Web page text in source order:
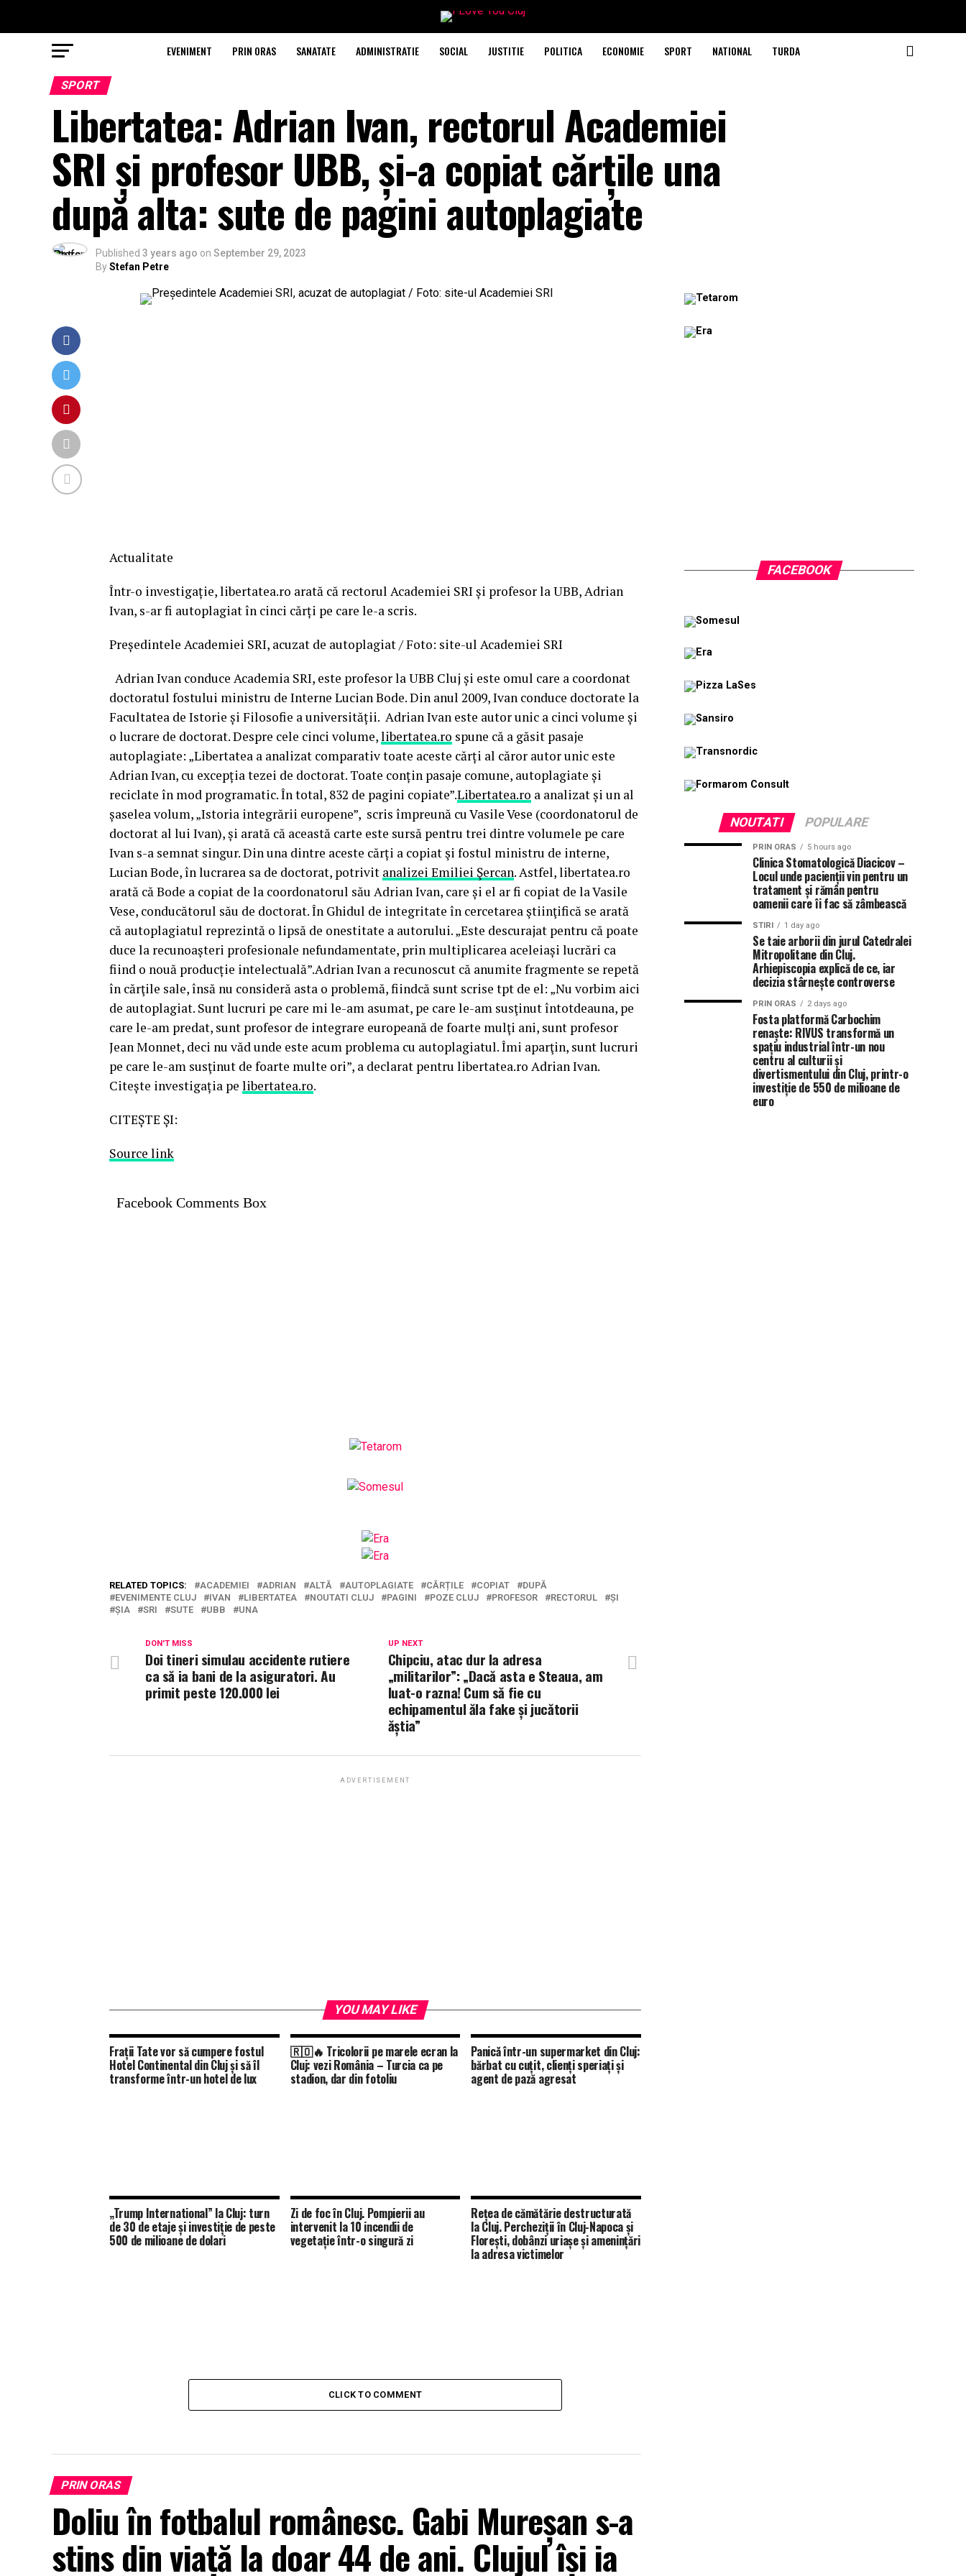
EVENIMENT PRIN ORAS SANATATE ADMINISTRATIE SOCIAL JUSTITIE POLITICA ECONOMIE SPORT NATIONAL TURDA
SPORT
Libertatea: Adrian Ivan, rectorul Academiei
SRI și profesor UBB, și-a copiat cărțile una
după alta: sute de pagini autoplagiate
Published 3 years ago on September 29, 2023
ByStefan Petre
Actualitate
Într-o investigație, libertatea.ro arată că rectorul Academiei SRI și profesor la UBB, Adrian
Ivan, s-ar fi autoplagiat în cinci cărți pe care le-a scris.
Președintele Academiei SRI, acuzat de autoplagiat / Foto: site-ul Academiei SRI
Adrian Ivan conduce Academia SRI, este profesor la UBB Cluj și este omul care a coordonat
doctoratul fostului ministru de Interne Lucian Bode. Din anul 2009, Ivan conduce doctorate la
Facultatea de Istorie și Filosofie a universității. Adrian Ivan este autor unic a cinci volume și
o lucrare de doctorat. Despre cele cinci volume,libertatea.ro spune că a găsit pasaje
autoplagiate: „Libertatea a analizat comparativ toate aceste cărți al căror autor unic este
Adrian Ivan, cu excepția tezei de doctorat. Toate conțin pasaje comune, autoplagiate și
reciclate în mod programatic. În total, 832 de pagini copiate”.Libertatea.ro a analizat și un al
șaselea volum, „Istoria integrării europene”, scris împreună cu Vasile Vese (coordonatorul de
doctorat al lui Ivan), și arată că această carte este sursă pentru trei dintre volumele pe care
Ivan s-a semnat singur. Din una dintre aceste cărți a copiat şi fostul ministru de interne,
Lucian Bode, în lucrarea sa de doctorat, potrivit analizei Emiliei Şercan. Astfel, libertatea.ro
arată că Bode a copiat de la coordonatorul său Adrian Ivan, care și el ar fi copiat de la Vasile
Vese, conducătorul său de doctorat. În Ghidul de integritate în cercetarea ştiinţifică se arată
că autoplagiatul reprezintă o lipsă de onestitate a autorului. „Este descurajat pentru că poate
duce la recunoașteri profesionale nefundamentate, prin multiplicarea aceleiași lucrări ca
fiind o nouă producție intelectuală”.Adrian Ivan a recunoscut că anumite fragmente se repetă
în cărţile sale, însă nu consideră asta o problemă, fiindcă sunt scrise tpt de el: „Nu vorbim aici
de autoplagiat. Sunt lucruri pe care mi le-am asumat, pe care le-am susţinut întotdeauna, pe
care le-am predat, sunt profesor de integrare europeană de foarte mulţi ani, sunt profesor
Jean Monnet, deci nu văd unde este acum problema cu autoplagiatul. Îmi aparţin, sunt lucruri
pe care le-am susţinut de foarte multe ori”, a declarat pentru libertatea.ro Adrian Ivan.
Citește investigația pe libertatea.ro.
CITEȘTE ȘI:
Source link
Facebook Comments Box
RELATED TOPICS: ACADEMIEI ADRIAN ALTĂ AUTOPLAGIATE CĂRȚILE COPIAT
DUPĂ
EVENIMENTE CLUJ
IVAN LIBERTATEA NOUTATI CLUJ PAGINI POZE CLUJ PROFESOR RECTORUL
ȘI
ȘIA
SRI SUTE UBB UNA
UP NEXT
Chipciu, atac dur la adresa
„militarilor”: „Dacă asta e Steaua, am
luat-o razna! Cum să fie cu
echipamentul ăla fake și jucătorii
ăștia”
DON'T MISS
Doi tineri simulau accidente rutiere
ca să ia bani de la asiguratori. Au
primit peste 120.000 lei
ADVERTISEMENT
YOU MAY LIKE
Frații Tate vor să cumpere fostul
Hotel Continental din Cluj și să îl
transforme într-un hotel de lux
🇷🇴🔥 Tricolorii pe marele ecran la
Cluj: vezi România – Turcia ca pe
stadion, dar din fotoliu
Panicǎ într-un supermarket din Cluj:
bărbat cu cuțit, clienți speriați și
agent de pază agresat
„Trump International” la Cluj: turn
de 30 de etaje și investiție de peste
500 de milioane de dolari
Zi de foc în Cluj. Pompierii au
intervenit la 10 incendii de
vegetație într-o singură zi
Rețea de cămătărie destructurată
la Cluj. Percheziții în Cluj-Napoca și
Florești, dobânzi uriașe și amenințări
la adresa victimelor
CLICK TO COMMENT
PRIN ORAS
Doliu în fotbalul românesc. Gabi Mureșan s-a
stins din viață la doar 44 de ani. Clujul își ia
FACEBOOK
NOUTATI POPULARE
PRIN ORAS 5 hours ago
Clinica Stomatologică Diacicov –
Locul unde pacienții vin pentru un
tratament și rămân pentru
oamenii care îi fac să zâmbească
STIRI 1 day ago
Se taie arborii din jurul Catedralei
Mitropolitane din Cluj.
Arhiepiscopia explică de ce, iar
decizia stârnește controverse
PRIN ORAS 2 days ago
Fosta platformă Carbochim
renaște: RIVUS transformă un
spațiu industrial într-un nou
centru al culturii și
divertismentului din Cluj, printr-o
investiție de 550 de milioane de
euro